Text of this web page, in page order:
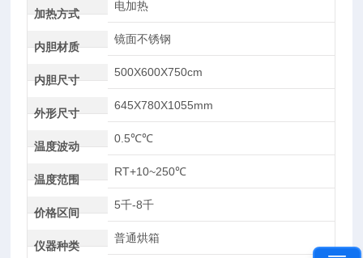
加热方式
电加热
内胆材质
镜面不锈钢
内胆尺寸
500X600X750cm
外形尺寸
645X780X1055mm
温度波动
0.5℃℃
温度范围
RT+10~250℃
价格区间
5千-8千
仪器种类
普通烘箱